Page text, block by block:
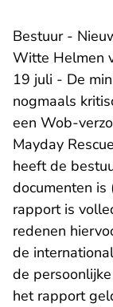
Bestuur -
Witte Helmen
19 juli - De
nogmaals
een Wob-
Mayday
heeft de
documenten is
rapport is
redenen
de
de
het rapport